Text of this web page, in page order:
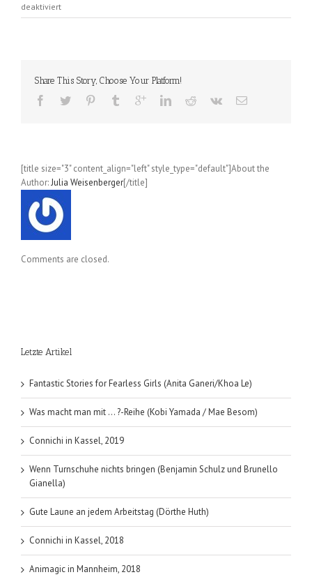
deaktiviertfür
Gewinnspiel
Showalter)
Share This Story, Choose Your Platform!
[title size="3" content_align="left" style_type="default"]About the
Author:Julia Weisenberger[/title]
Comments are closed.
Letzte Artikel
Fantastic Stories for Fearless Girls (Anita Ganeri/Khoa Le)
Was macht man mit … ?-Reihe (Kobi Yamada / Mae Besom)
Connichi in Kassel, 2019
Wenn Turnschuhe nichts bringen (Benjamin Schulz und Brunello
Gianella)
Gute Laune an jedem Arbeitstag (Dörthe Huth)
Connichi in Kassel, 2018
Animagic in Mannheim, 2018